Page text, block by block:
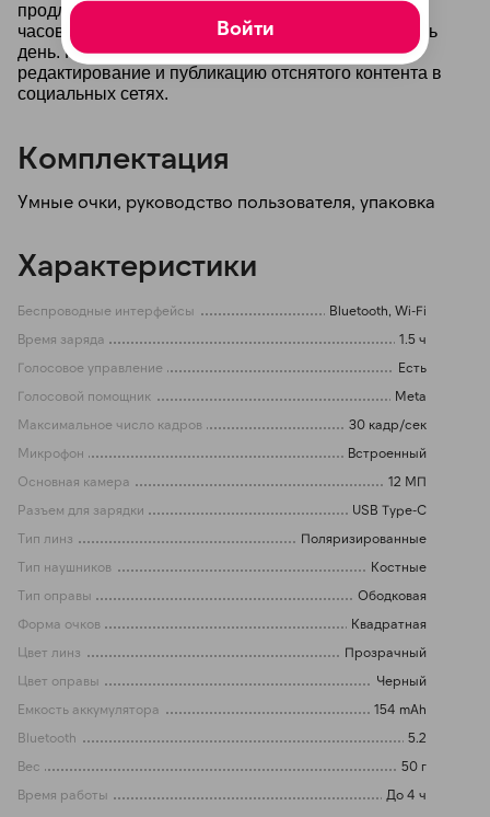
продлевает автономную работу устройства до 36
часов, позволяя активно пользоваться очками весь
день. ПриложениеMeta Viewупрощает
редактирование и публикацию отснятого контента в
социальных сетях.
Комплектация
Умные очки, руководство пользователя, упаковка
Характеристики
Беспроводные интерфейсы
Bluetooth, Wi-Fi
Время заряда
1.5 ч
Голосовое управление
Есть
Голосовой помощник
Meta
Максимальное число кадров
30 кадр/сек
Микрофон
Встроенный
Основная камера
12 МП
Разъем для зарядки
USB Type-C
Тип линз
Поляризированные
Тип наушников
Костные
Тип оправы
Ободковая
Форма очков
Квадратная
Цвет линз
Прозрачный
Цвет оправы
Черный
Емкость аккумулятора
154 mAh
Bluetooth
5.2
Вес
50 г
Время работы
До 4 ч
Войти